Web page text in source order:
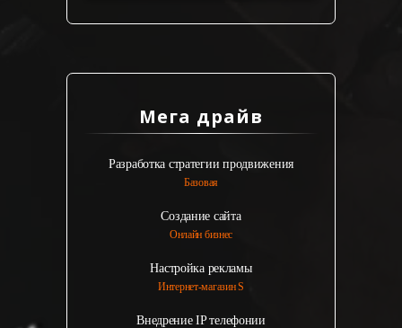
Мега драйв
Разработка стратегии продвижения
Базовая
Создание сайта
Онлайн бизнес
Настройка рекламы
Интернет-магазин S
Внедрение IP телефонии